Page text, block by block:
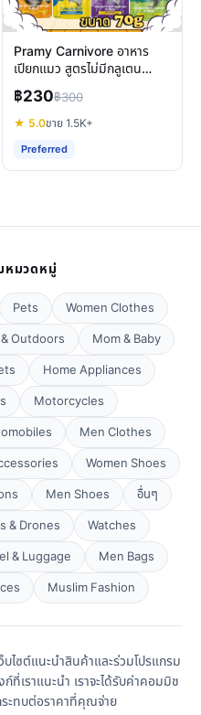
Pramy Carnivore อาหาร
เปียกแมว สูตรไม่มีกลูเตน
บำรุงครบวงจร
฿230฿300
★ 5.0ขาย 1.5K+
Preferred
หมวดหมู่
Pets
Women Clothes
Outdoors
Mom & Baby
Home Appliances
Motorcycles
Men Clothes
Women Shoes
Men Shoes
อื่นๆ
& Drones
Watches
& Luggage
Men Bags
Muslim Fashion
ไซต์แนะนำสินค้าและร่วมโปรแกรม
เราแนะนำ เราจะได้รับค่าคอมมิช
ะทบต่อราคาที่คุณจ่าย